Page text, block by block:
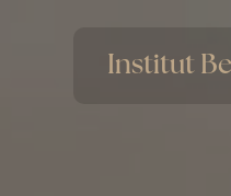
Institut